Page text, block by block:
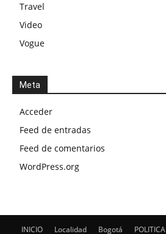
Travel
Video
Vogue
Meta
Acceder
Feed de entradas
Feed de comentarios
WordPress.org
INICIO Localidad Bogotá POLITICA